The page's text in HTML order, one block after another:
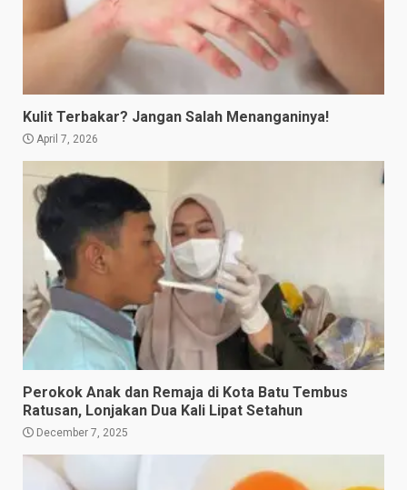
Kulit Terbakar? Jangan Salah Menanganinya!
April 7, 2026
Perokok Anak dan Remaja di Kota Batu Tembus
Ratusan, Lonjakan Dua Kali Lipat Setahun
December 7, 2025